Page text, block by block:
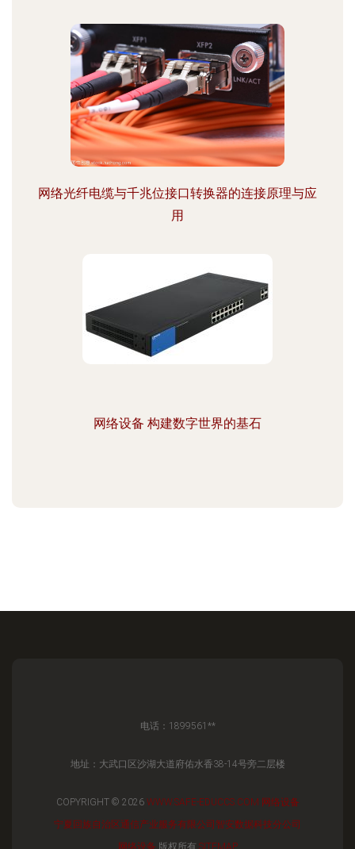
网络光纤电缆与千兆位接口转换器的连接原理与应
用
网络设备 构建数字世界的基石
电话：1899561**
地址：大武口区沙湖大道府佑水香38-14号旁二层楼
COPYRIGHT © 2026 WWW.SAFE-EDUCCS.COM 网络设备
宁夏回族自治区通信产业服务有限公司智安数据科技分公司
网络设备 版权所有 SITEMAP